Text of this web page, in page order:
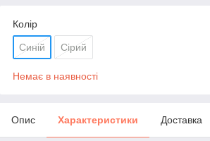
Колір
Синій Сірий
Немає в наявності
Опис Характеристики Доставка